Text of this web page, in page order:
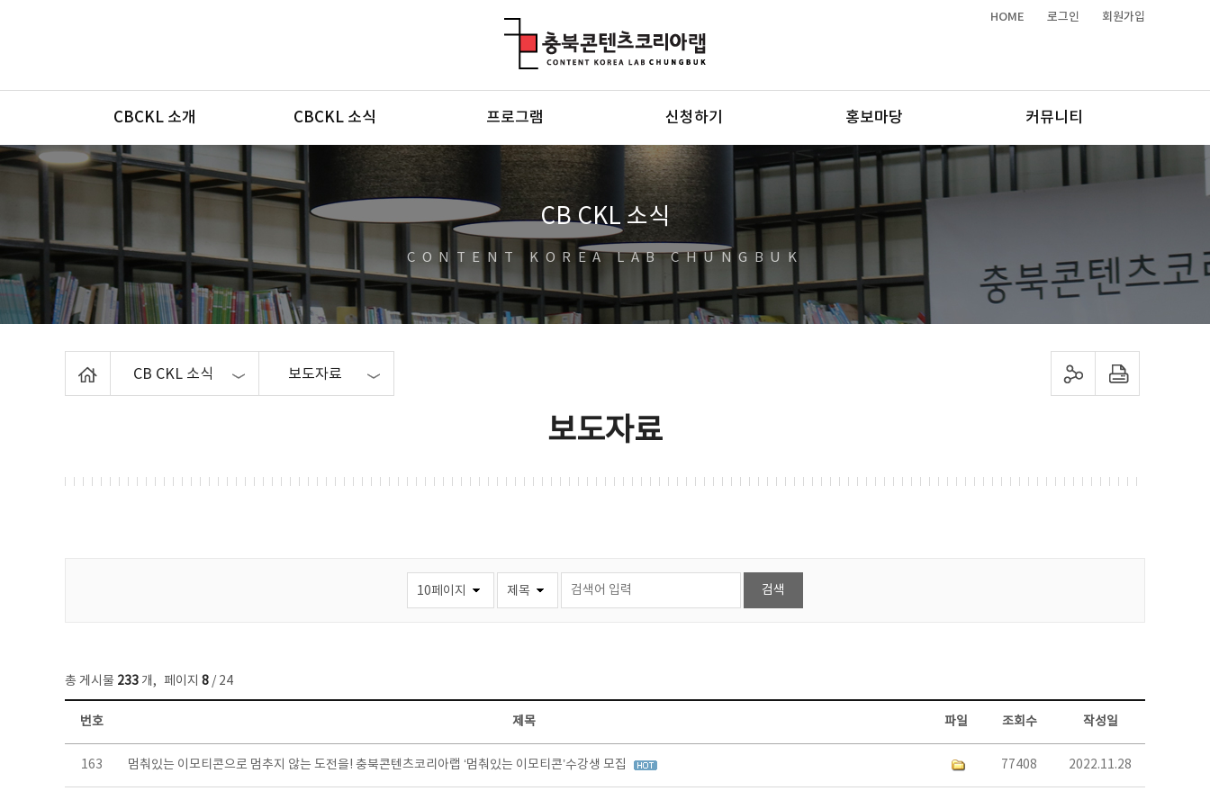
HOME 로그인 회원가입
메뉴
CBCKL 소개 CBCKL 소식 프로그램 신청하기 홍보마당 커뮤니티
CB CKL 소식
CONTENT KOREA LAB CHUNGBUK
CB CKL 소식 보도자료 sns 공유하기 프린트하기
보도자료
총 게시물 233 개, 페이지 8 / 24
보도자료 목록 - 번호, 제목, 작성자, 파일, 조회수, 작성일 정보 제공
번호 제목 파일 조회수 작성일
163 멈춰있는 이모티콘으로 멈추지 않는 도전을! 충북콘텐츠코리아랩 ‘멈춰있는 이모티콘’수강생 모집 77408 2022.11.28